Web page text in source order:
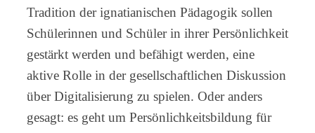
Tradition der ignatianischen Pädagogik sollen
Schülerinnen und Schüler in ihrer Persönlichkeit
gestärkt werden und befähigt werden, eine
aktive Rolle in der gesellschaftlichen Diskussion
über Digitalisierung zu spielen. Oder anders
gesagt: es geht um Persönlichkeitsbildung für